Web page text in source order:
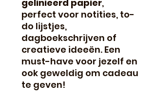
gelinieerd papier,
perfect voor notities, to-
do lijstjes,
dagboekschrijven of
creatieve ideeën. Een
must-have voor jezelf en
ook geweldig om cadeau
te geven!